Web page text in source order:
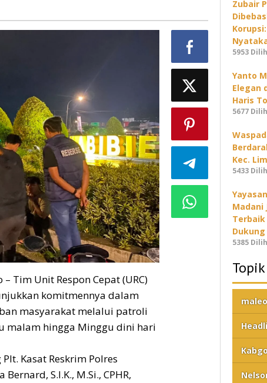
Tim Unit Respon Cepat (URC)
komitmennya dalam
masyarakat melalui patroli
malam hingga Minggu dini hari
Kasat Reskrim Polres
S.I.K., M.Si., CPHR,
Zubair
5953
Yanto
Elegan
Haris
5677
Kec.
5433
Madani
Terbaik
5385